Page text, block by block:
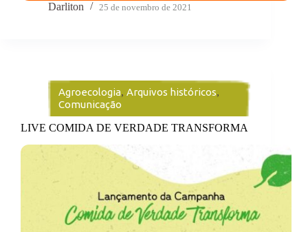
Darliton 25 de novembro de 2021
Agroecologia, Arquivos históricos,
Comunicação
LIVE COMIDA DE VERDADE TRANSFORMA